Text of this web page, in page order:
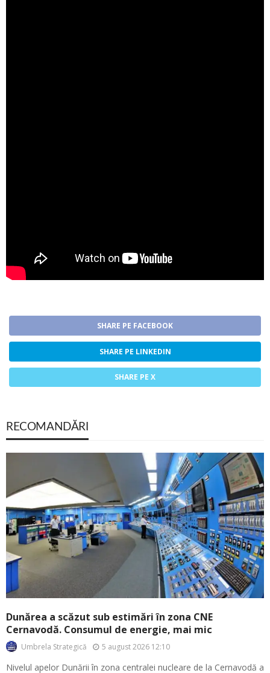
SHARE PE FACEBOOK
SHARE PE LINKEDIN
SHARE PE X
RECOMANDĂRI
Dunărea a scăzut sub estimări în zona CNE
Cernavodă. Consumul de energie, mai mic
Umbrela Strategică 5 august 2026 12:10
Nivelul apelor Dunării în zona centralei nucleare de la Cernavodă a